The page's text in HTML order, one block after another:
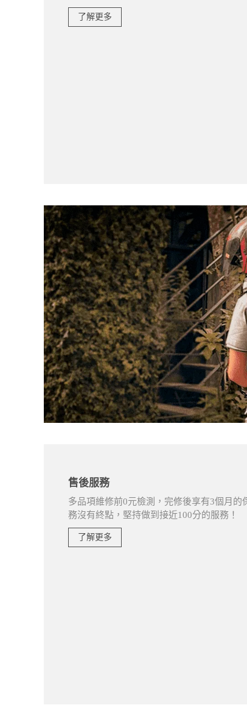
了解更多
售後服務
多品項維修前0元檢測，完修後享有3個月的
務沒有終點，堅持做到接近100分的服務！
了解更多